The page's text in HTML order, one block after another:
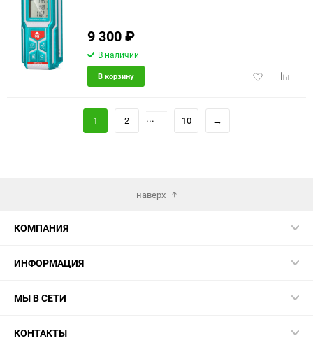
9 300₽
В наличии
Добавить
В корзину
1 2 ... 10 →
наверх
КОМПАНИЯ
ИНФОРМАЦИЯ
МЫ В СЕТИ
КОНТАКТЫ